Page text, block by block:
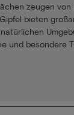
zeugen von
bieten
und besondere